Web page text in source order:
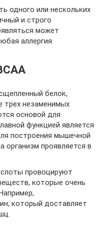
одного или нескольких
и строго
может
аллергия.
белок,
трех незаменимых
основой для
функцией является
построения мышечной
организм проявляется в
провоцируют
которые очень
который доставляет